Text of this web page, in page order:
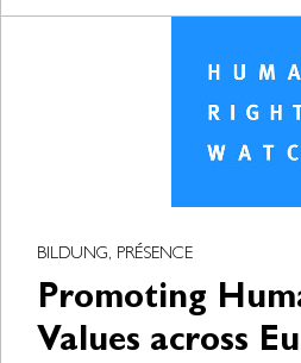
BILDUNG, PRÉSENCE
Promoting
Values across